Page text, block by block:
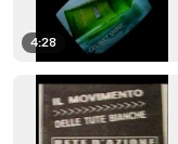
4:28